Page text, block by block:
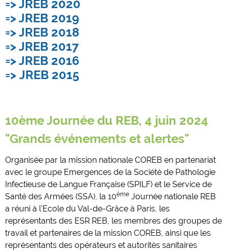
=> JREB 2020
=> JREB 2019
=> JREB 2018
=> JREB 2017
=> JREB 2016
=> JREB 2015
10ème Journée du REB, 4 juin 2024
"Grands événements et alertes"
Organisée par la mission nationale COREB en partenariat
avec le groupe Emergences de la Société de Pathologie
Infectieuse de Langue Française (SPILF) et le Service de
Santé des Armées (SSA), la 10ème Journée nationale REB
a réuni à l'Ecole du Val-de-Grâce à Paris, les
représentants des ESR REB, les membres des groupes de
travail et partenaires de la mission COREB, ainsi que les
représentants des opérateurs et autorités sanitaires